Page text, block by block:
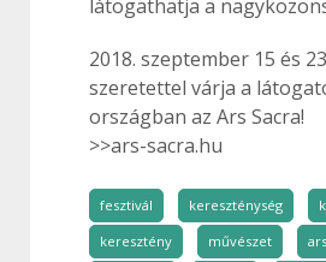
látogathatja a
2018. szeptember 15 és
szeretettel várja a
országban az Ars Sacra!
>>ars-sacra.hu
fesztivál kereszténység
keresztény
művészet